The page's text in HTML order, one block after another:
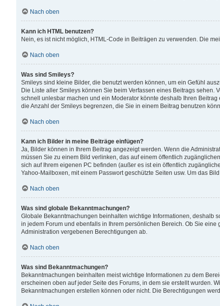
Nach oben
Kann ich HTML benutzen?
Nein, es ist nicht möglich, HTML-Code in Beiträgen zu verwenden. Die
Nach oben
Was sind Smileys?
Smileys sind kleine Bilder, die benutzt werden können, um ein Gefühl
Die Liste aller Smileys können Sie beim Verfassen eines Beitrags
schnell unlesbar machen und ein Moderator könnte deshalb Ihren
die Anzahl der Smileys begrenzen, die Sie in einem Beitrag benutzen
Nach oben
Kann ich Bilder in meine Beiträge einfügen?
Ja, Bilder können in Ihrem Beitrag angezeigt werden. Wenn die
müssen Sie zu einem Bild verlinken, das auf einem öffentlich
sich auf Ihrem eigenen PC befinden (außer es ist ein öffentlich
Yahoo-Mailboxen, mit einem Passwort geschützte Seiten usw. Um das
Nach oben
Was sind globale Bekanntmachungen?
Globale Bekanntmachungen beinhalten wichtige Informationen, deshalb
in jedem Forum und ebenfalls in Ihrem persönlichen Bereich. Ob Sie
Administration vergebenen Berechtigungen ab.
Nach oben
Was sind Bekanntmachungen?
Bekanntmachungen beinhalten meist wichtige Informationen zu dem
erscheinen oben auf jeder Seite des Forums, in dem sie erstellt wurden.
Bekanntmachungen erstellen können oder nicht. Die Berechtigungen